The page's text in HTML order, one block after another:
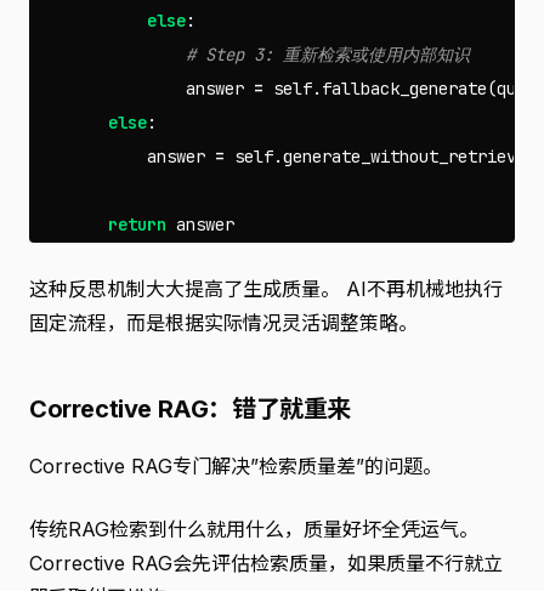
else:
answer = self. fallback_generate(
else:
answer = self.generate_without_retrieval
return answer
这种反思机制大大提高了生成质量。 AI不再机械地执行
固定流程，而是根据实际情况灵活调整策略。
Corrective RAG：错了就重来
Corrective RAG专门解决”检索质量差”的问题。
传统RAG检索到什么就用什么，质量好坏全凭运气。
Corrective RAG会先评估检索质量，如果质量不行就立